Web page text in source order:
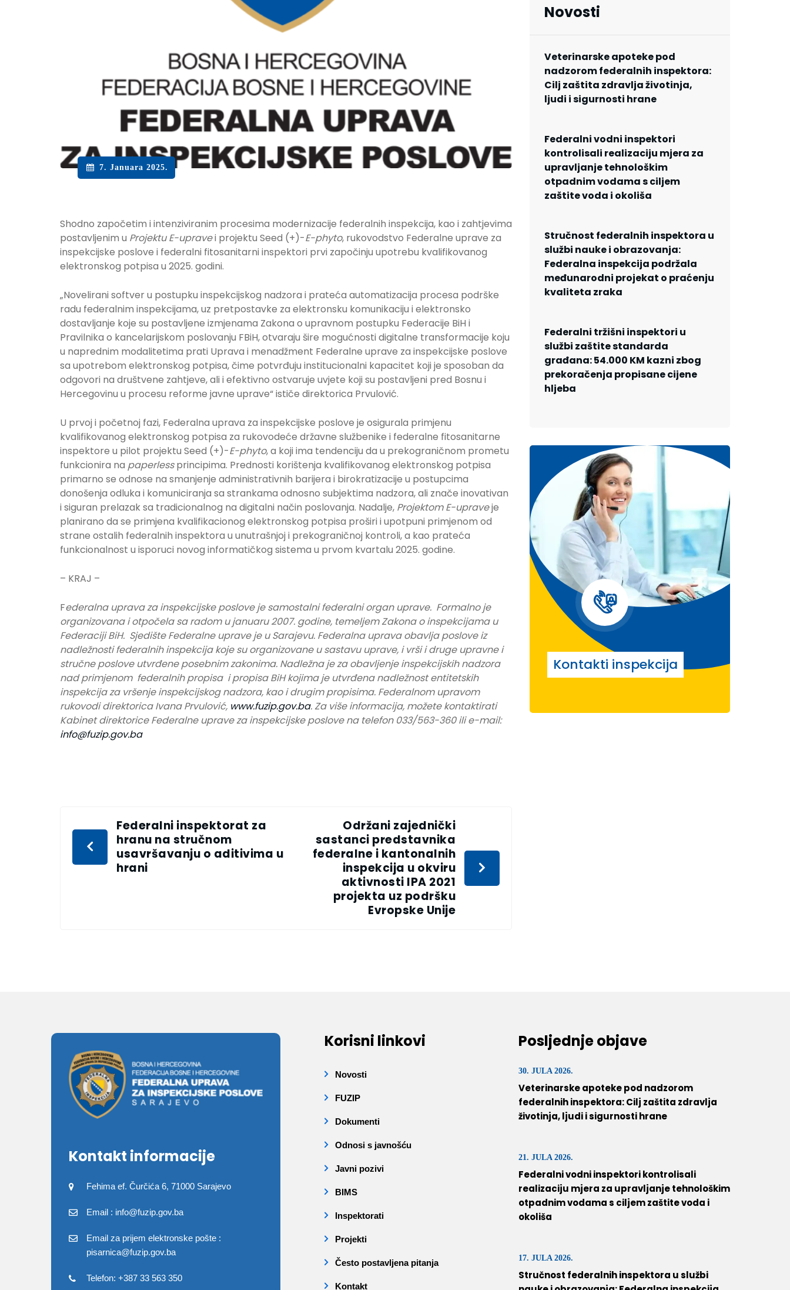
7. Januara 2025.
Shodno započetim i intenziviranim procesima modernizacije federalnih inspekcija, kao i zahtjevima
postavljenim u Projektu E-upravei projektu Seed (+)-E-phyto, rukovodstvo Federalne uprave za
inspekcijske poslove i federalni fitosanitarni inspektori prvi započinju upotrebu kvalifikovanog
elektronskog potpisa u 2025. godini.
„Novelirani softver u postupku inspekcijskog nadzora i prateća automatizacija procesa podrške
radu federalnim inspekcijama, uz pretpostavke za elektronsku komunikaciju i elektronsko
dostavljanje koje su postavljene izmjenama Zakona o upravnom postupku Federacije BiH i
Pravilnika o kancelarijskom poslovanju FBiH, otvaraju šire mogućnosti digitalne transformacije koju
u naprednim modalitetima prati Uprava i menadžment Federalne uprave za inspekcijske poslove
sa upotrebom elektronskog potpisa, čime potvrđuju institucionalni kapacitet koji je sposoban da
odgovori na društvene zahtjeve, ali i efektivno ostvaruje uvjete koji su postavljeni pred Bosnu i
Hercegovinu u procesu reforme javne uprave“ ističe direktorica Prvulović.
U prvoj i početnoj fazi, Federalna uprava za inspekcijske poslove je osigurala primjenu
kvalifikovanog elektronskog potpisa za rukovodeće državne službenike i federalne fitosanitarne
inspektore u pilot projektu Seed (+)-E-phyto, a koji ima tendenciju da u prekograničnom prometu
funkcionira na paperlessprincipima. Prednosti korištenja kvalifikovanog elektronskog potpisa
primarno se odnose na smanjenje administrativnih barijera i birokratizacije u postupcima
donošenja odluka i komuniciranja sa strankama odnosno subjektima nadzora, ali znače inovativan
i siguran prelazak sa tradicionalnog na digitalni način poslovanja. Nadalje, Projektom E-upraveje
planirano da se primjena kvalifikacionog elektronskog potpisa proširi i upotpuni primjenom od
strane ostalih federalnih inspektora u unutrašnjoj i prekograničnoj kontroli, a kao prateća
funkcionalnost u isporuci novog informatičkog sistema u prvom kvartalu 2025. godine.
– KRAJ –
Federalna uprava za inspekcijske poslove je samostalni federalni organ uprave. Formalno je
organizovana i otpočela sa radom u januaru 2007. godine, temeljem Zakona o inspekcijama u
Federaciji BiH. Sjedište Federalne uprave je u Sarajevu. Federalna uprava obavlja poslove iz
nadležnosti federalnih inspekcija koje su organizovane u sastavu uprave, i vrši i druge upravne i
stručne poslove utvrđene posebnim zakonima. Nadležna je za obavljenje inspekcijskih nadzora
nad primjenom federalnih propisa i propisa BiH kojima je utvrđena nadležnost entitetskih
inspekcija za vršenje inspekcijskog nadzora, kao i drugim propisima. Federalnom upravom
rukovodi direktorica Ivana Prvulović, www.fuzip.gov.ba. Za više informacija, možete kontaktirati
Kabinet direktorice Federalne uprave za inspekcijske poslove na telefon 033/563-360 ili e-mail:
info@fuzip.gov.ba
Federalni inspektorat za
hranu na stručnom
usavršavanju o aditivima u
hrani
Održani zajednički
sastanci predstavnika
federalne i kantonalnih
inspekcija u okviru
aktivnosti IPA 2021
projekta uz podršku
Evropske Unije
Novosti
Veterinarske apoteke pod
nadzorom federalnih inspektora:
Cilj zaštita zdravlja životinja,
ljudi i sigurnosti hrane
Federalni vodni inspektori
kontrolisali realizaciju mjera za
upravljanje tehnološkim
otpadnim vodama s ciljem
zaštite voda i okoliša
Stručnost federalnih inspektora u
službi nauke i obrazovanja:
Federalna inspekcija podržala
međunarodni projekat o praćenju
kvaliteta zraka
Federalni tržišni inspektori u
službi zaštite standarda
građana: 54.000 KM kazni zbog
prekoračenja propisane cijene
hljeba
Kontakti inspekcija
Kontakt informacije
Fehima ef. Čurčića 6, 71000 Sarajevo
Email : info@fuzip.gov.ba
Email za prijem elektronske pošte :
pisarnica@fuzip.gov.ba
Telefon: +387 33 563 350
Korisni linkovi
Novosti
FUZIP
Dokumenti
Odnosi s javnošću
Javni pozivi
BIMS
Inspektorati
Projekti
Često postavljena pitanja
Kontakt
Posljednje objave
30. JULA 2026.
Veterinarske apoteke pod nadzorom
federalnih inspektora: Cilj zaštita zdravlja
životinja, ljudi i sigurnosti hrane
21. JULA 2026.
Federalni vodni inspektori kontrolisali
realizaciju mjera za upravljanje tehnološkim
otpadnim vodama s ciljem zaštite voda i
okoliša
17. JULA 2026.
Stručnost federalnih inspektora u službi